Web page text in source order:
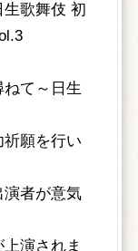
歌舞伎 初
ねて～日生
願を行い
演者が意気
演されま